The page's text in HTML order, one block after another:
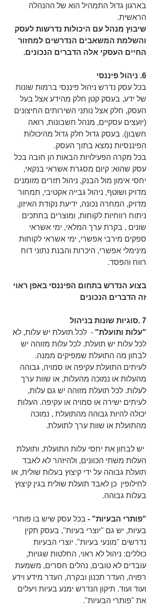
בארגון גדול התמהיל הוא של ההנהלה
הראשית.
שיבוץ מנהל עם היכולות נדרשות לעסק
והשלמת המשאבים הנדרשים למחזור
החיים העסקי אלה הדברים הנכונים.
6. ניהול פיננסי
בכל עסק נדרש ניהול פיננסי ברמות שונות
של ידע, בעסק קטן חלק מהידע אצל בעל
העסק, חלק אצל נותני השירותים החיצונים
(יועצים עסקיים, מנהל חשבונות, רואה
חשבון). בעסק גדול חלק גדול מהיכולות
הפיננסיות נמצא בתוך העסק.
בכל מקרה הפעילויות הבאות הן חובה בכל
עסק שהוא: קיום מסגרת אשראי בנקאי,
יחסי אימון מול הבנק, ניהול תזרים מזומנים
מדויק ושוטף, ניהול גבייה אקטיבי, תמחור
מדויק, המחרה נכונה, ידיעת נקודת האיזון,
ניתוח רווחיות לקוחות, ומוצרים בחתכים
שונים , בקרת ערך המלאי, ימי אשראי
ספקים מירבי אפשרי, ימי אשראי לקוחות
מינימלי אפשרי, היכרות והבנת נתוני דוח
רווח והפסד.
בצוע הנדרש בתחום הפיננסי באפן ראוי
זה הדברים הנכונים
7 .סוגיות שונות בניהול
"עלות ותועלת" -  לכל תועלת יש עלות, לא
לכל עלות יש תועלת. לכל עלות מזוהה יש
לבחון מה התועלת שמפיקים ממנה.
לעיתים התועלת עקיפה או סמויה, גבוהה
מהעלות או נמוכה מהעלות, או שוות ערך
לעלות. לכל תועלת מזוהה יש גם עלות,
לעיתים ישירה או סמויה או עקיפה. העלות
יכולה להיות גבוהה מהתועלת , נמוכה
מהתועלת או שוות ערך לתועלת.
יש לבחון את יחסי עלות התועלת, ותועלת
העלות משתי הכוונים, ולהיזהר לא לאבד
תועלת גבוהה על ידי קיצוץ בעלות שולית, או
לחילופין  כן לאבד תועלת שולית בגין קיצוץ
בעלות גבוהה.
"פותרי הבעיות" - בכל עסק שיש בו פותרי
בעיות, יש גם "יוצרי בעיות", בעסק תקין
נדרשים "מונעי בעיות". יוצרי הבעיות
כוללים: ניהול לא ראוי, החלטות שגויות,
עובדים לא טובים, נהלים חסרים, משמעת
רפויה, העדר תכנון ובקרה, העדר מידע וידע
ועוד ועוד. תיקון הנדרש ימנע בעיות ויעלים
את "פותרי הבעיות".